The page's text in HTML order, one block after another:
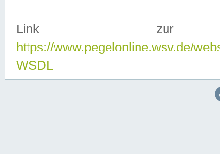
Link zur
https://www.pegelonline.wsv.de/
WSDL